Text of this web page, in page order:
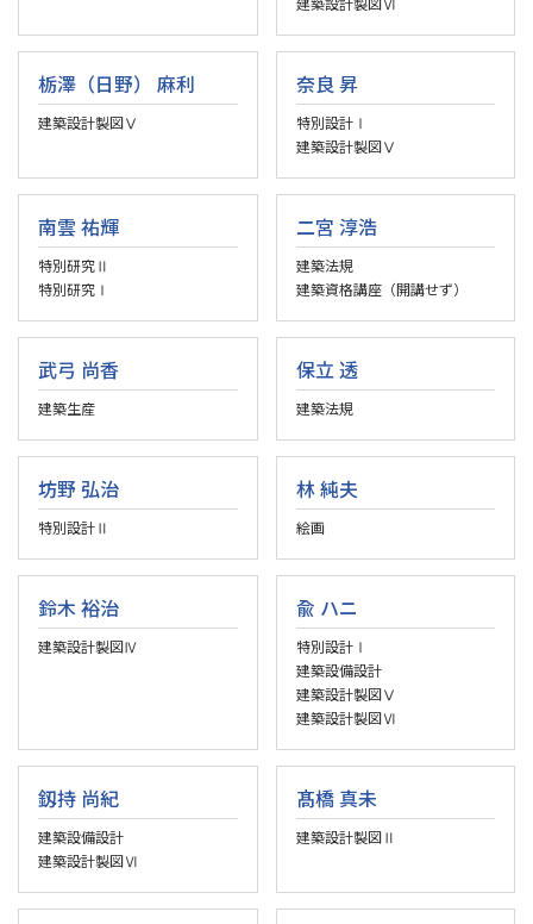
栃澤（日野） 麻利
建築設計製図Ⅴ
奈良 昇
特別設計Ⅰ
建築設計製図Ⅴ
南雲 祐輝
特別研究Ⅱ
特別研究Ⅰ
二宮 淳浩
建築法規
建築資格講座（開講せず）
武弓 尚香
建築生産
保立 透
建築法規
坊野 弘治
特別設計Ⅱ
林 純夫
絵画
鈴木 裕治
建築設計製図Ⅳ
兪 ハニ
特別設計Ⅰ
建築設備設計
建築設計製図Ⅴ
建築設計製図Ⅵ
釼持 尚紀
建築設備設計
建築設計製図Ⅵ
髙橋 真未
建築設計製図Ⅱ